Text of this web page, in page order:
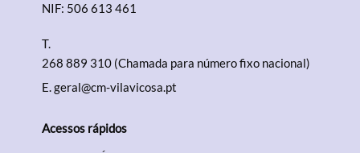
Categorias gerais
NIF: 506 613 461
T.
268 889 310 (Chamada para número fixo nacional)
E.geral@cm-vilavicosa.pt
Acessos rápidos